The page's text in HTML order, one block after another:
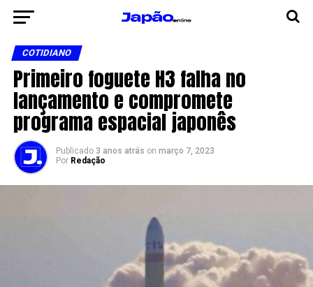
COTIDIANO
Primeiro foguete H3 falha no
lançamento e compromete
programa espacial japonês
Publicado 3 anos atrás on março 7, 2023
Por Redação